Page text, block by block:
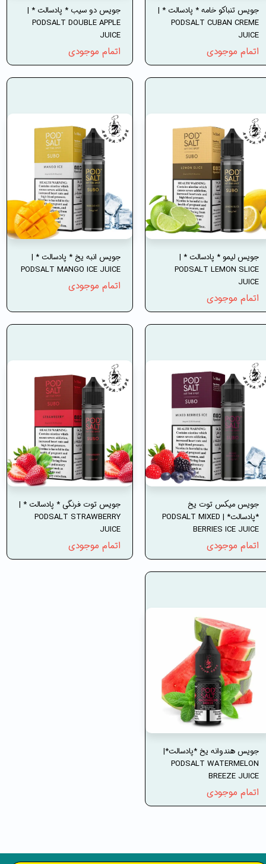
جویس تنباکو خامه * پادسالت * |
PODSALT CUBAN CREME
JUICE
اتمام موجودی
جویس دو سیب * پادسالت * |
PODSALT DOUBLE APPLE
JUICE
اتمام موجودی
جویس لیمو * پادسالت * |
PODSALT LEMON SLICE
JUICE
اتمام موجودی
جویس انبه یخ * پادسالت * |
PODSALT MANGO ICE JUICE
اتمام موجودی
جویس میکس توت یخ
*پادسالت* | PODSALT MIXED
BERRIES ICE JUICE
اتمام موجودی
جویس توت فرنگی * پادسالت * |
PODSALT STRAWBERRY
JUICE
اتمام موجودی
جویس هندوانه یخ *پادسالت*|
PODSALT WATERMELON
BREEZE JUICE
اتمام موجودی